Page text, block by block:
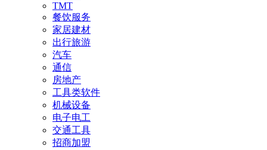
TMT
餐饮服务
家居建材
出行旅游
汽车
通信
房地产
工具类软件
机械设备
电子电工
交通工具
招商加盟